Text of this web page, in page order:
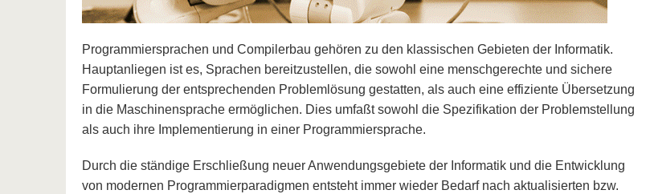
Programmiersprachen und Compilerbau gehören zu den klassischen Gebieten der Informatik.
Hauptanliegen ist es, Sprachen bereitzustellen, die sowohl eine menschgerechte und sichere
Formulierung der entsprechenden Problemlösung gestatten, als auch eine effiziente Übersetzung
in die Maschinensprache ermöglichen. Dies umfaßt sowohl die Spezifikation der Problemstellung
als auch ihre Implementierung in einer Programmiersprache.
Durch die ständige Erschließung neuer Anwendungsgebiete der Informatik und die Entwicklung
von modernen Programmierparadigmen entsteht immer wieder Bedarf nach aktualisierten bzw.